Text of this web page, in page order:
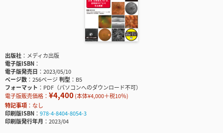
出版社
メディカ出版
電子版ISBN
電子版発売日
2023/05/10
ページ数
256ページ判型
B5
フォーマット
PDF（パソコンへのダウンロード不可）
電子版販売価格： ¥4,400(本体¥4,000＋税10％)
特記事項
なし
印刷版ISBN
978-4-8404-8054-3
印刷版発行年月
2023/04